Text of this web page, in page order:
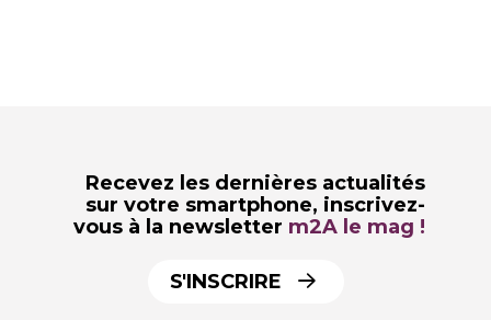
Recevez les dernières actualités
sur votre smartphone, inscrivez-
vous à la newsletter m2A le mag !
S'INSCRIRE